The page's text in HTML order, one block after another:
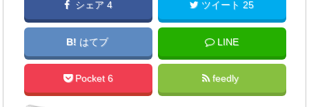
シェア 4 ツイート 25
B! はてブ LINE
Pocket 6 feedly